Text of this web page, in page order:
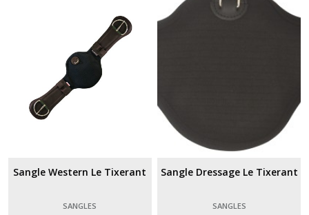
Sangle Western Le Tixerant
SANGLES
Sangle Dressage Le Tixerant
SANGLES